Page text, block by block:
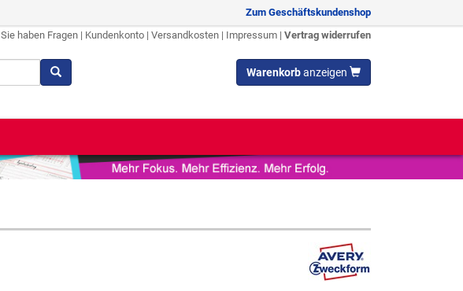
Zum Geschäftskundenshop
Sie haben Fragen | Kundenkonto | Versandkosten | Impressum | Vertrag widerrufen
Warenkorbanzeigen